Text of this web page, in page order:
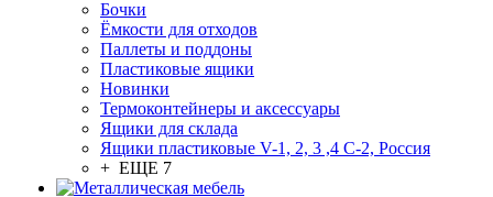
Бочки
Ёмкости для отходов
Паллеты и поддоны
Пластиковые ящики
Новинки
Термоконтейнеры и аксессуары
Ящики для склада
Ящики пластиковые V-1, 2, 3 ,4 С-2, Россия
+ ЕЩЕ 7